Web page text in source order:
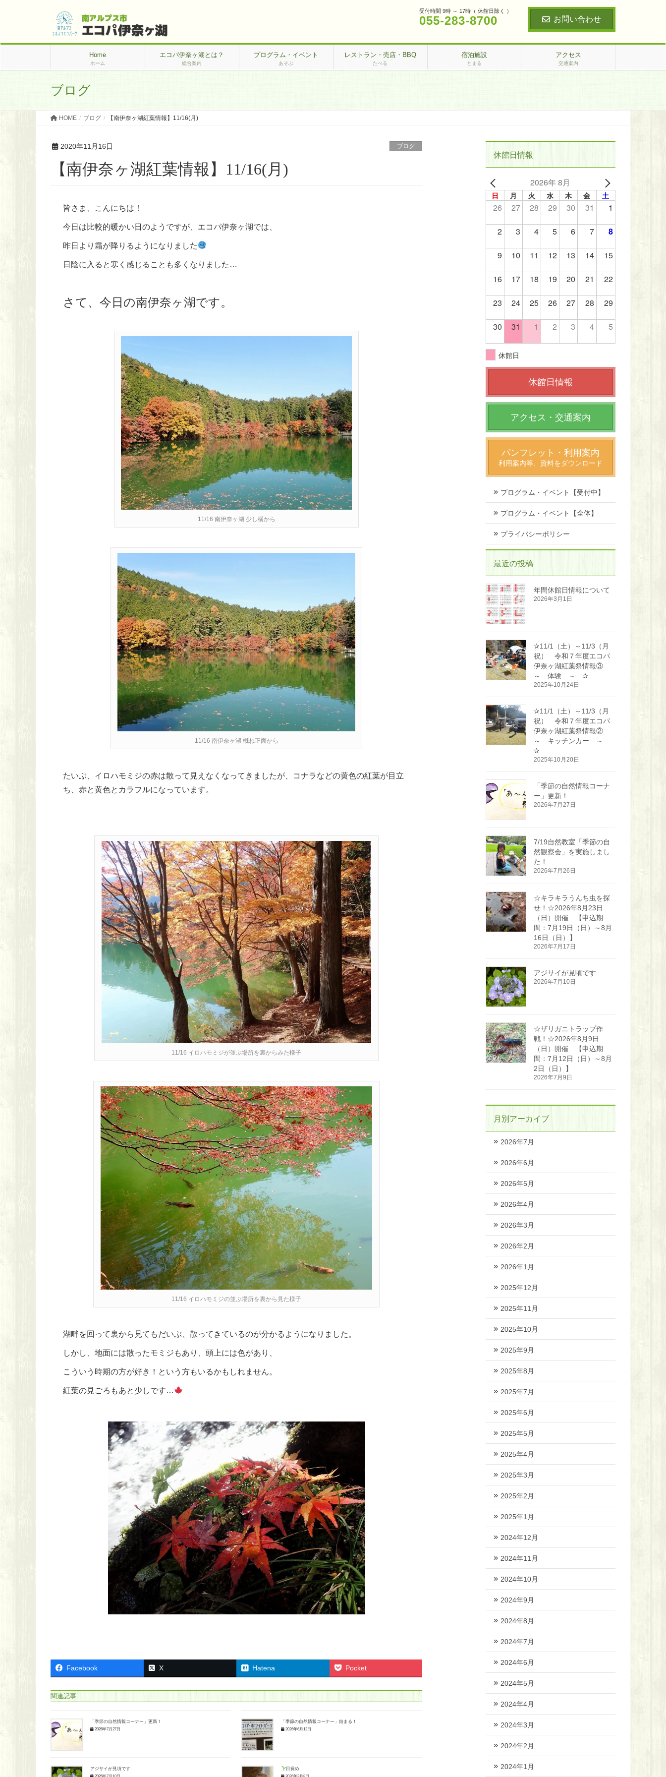
受付時間 9時 ～ 17時（ 休館日除く ）
055‐283‐8700 お問い合わせ
Home
ホーム
エコパ伊奈ヶ湖とは？
総合案内
プログラム・イベント
あそぶ
レストラン・売店・BBQ
たべる
宿泊施設
とまる
アクセス
交通案内
ブログ
HOME ブログ 【南伊奈ヶ湖紅葉情報】11/16(月)
2020年11月16日 ブログ
【南伊奈ヶ湖紅葉情報】11/16(月)
皆さま、こんにちは！
今日は比較的暖かい日のようですが、エコパ伊奈ヶ湖では、
昨日より霜が降りるようになりました
日陰に入ると寒く感じることも多くなりました…
さて、今日の南伊奈ヶ湖です。
11/16 南伊奈ヶ湖 少し横から
11/16 南伊奈ヶ湖 概ね正面から
たいぶ、イロハモミジの赤は散って見えなくなってきましたが、コナラなどの黄色の紅葉が目立
ち、赤と黄色とカラフルになっています。
11/16 イロハモミジが並ぶ場所を裏からみた様子
11/16 イロハモミジの並ぶ場所を裏から見た様子
湖畔を回って裏から見てもだいぶ、散ってきているのが分かるようになりました。
しかし、地面には散ったモミジもあり、頭上には色があり、
こういう時期の方が好き！という方もいるかもしれません。
紅葉の見ごろもあと少しです…
Facebook X Hatena Pocket
関連記事
「季節の自然情報コーナー」更新！
2026年7月27日
「季節の自然情報コーナー」始まる！
2026年6月12日
アジサイが見頃です 目覚め
休館日情報
2026年 8月
日 月 火 水 木 金 土
26 27 28 29 30 31 1
2 3 4 5 6 7 8
9 10 11 12 13 14 15
16 17 18 19 20 21 22
23 24 25 26 27 28 29
30 31 1 2 3 4 5
休館日
休館日情報
アクセス・交通案内
パンフレット・利用案内
利用案内等、資料をダウンロード
プログラム・イベント【受付中】
プログラム・イベント【全体】
プライバシーポリシー
最近の投稿
年間休館日情報について
2026年3月1日
✰11/1（土）～11/3（月
祝） 令和７年度エコパ
伊奈ヶ湖紅葉祭情報③
～ 体験 ～ ✰
2025年10月24日
✰11/1（土）～11/3（月
祝） 令和７年度エコパ
伊奈ヶ湖紅葉祭情報②
～ キッチンカー ～
✰
2025年10月20日
「季節の自然情報コーナ
ー」更新！
2026年7月27日
7/19自然教室「季節の自
然観察会」を実施しまし
た！
2026年7月26日
☆キラキラうんち虫を探
せ！☆2026年8月23日
（日）開催 【申込期
間：7月19日（日）～8月
16日（日）】
2026年7月17日
アジサイが見頃です
2026年7月10日
☆ザリガニトラップ作
戦！☆2026年8月9日
（日）開催 【申込期
間：7月12日（日）～8月
2日（日）】
2026年7月9日
月別アーカイブ
2026年7月
2026年6月
2026年5月
2026年4月
2026年3月
2026年2月
2026年1月
2025年12月
2025年11月
2025年10月
2025年9月
2025年8月
2025年7月
2025年6月
2025年5月
2025年4月
2025年3月
2025年2月
2025年1月
2024年12月
2024年11月
2024年10月
2024年9月
2024年8月
2024年7月
2024年6月
2024年5月
2024年4月
2024年3月
2024年2月
2024年1月